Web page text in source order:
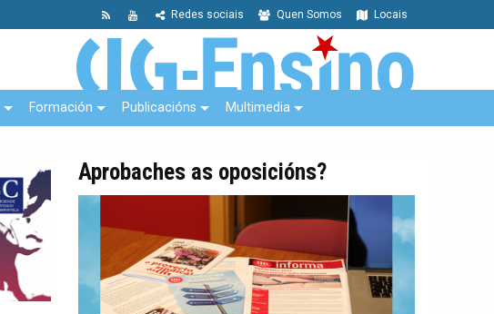
Locais
Quen Somos
Redes sociais
Formación Publicacións Multimedia
Aprobaches as oposicións?